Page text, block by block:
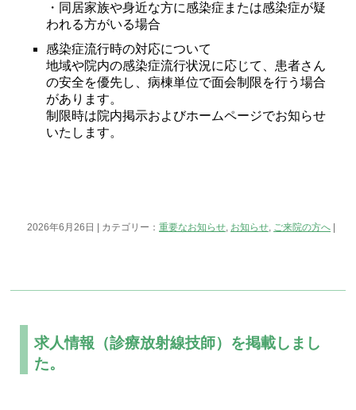
・同居家族や身近な方に感染症または感染症が疑
われる方がいる場合
感染症流行時の対応について
地域や院内の感染症流行状況に応じて、患者さん
の安全を優先し、病棟単位で面会制限を行う場合
があります。
制限時は院内掲示およびホームページでお知らせ
いたします。
2026年6月26日 | カテゴリー：重要なお知らせ, お知らせ, ご来院の方へ
求人情報（診療放射線技師）を掲載しまし
た。